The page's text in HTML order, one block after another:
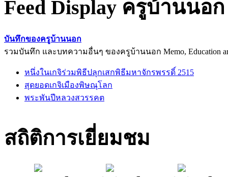
Feed Display ครูบ้านนอก
บันทึกของครูบ้านนอก
รวมบันทึก และบทความอื่นๆ ของครูบ้านนอก Memo, Education
หนึ่งในเกจิร่วมพิธีปลุกเสกพิธีมหาจักรพรรดิ์ 2515
สุดยอดเกจิเมืองพิษณุโลก
พระพันปีหลวงสวรรคต
สถิติการเยี่ยมชม